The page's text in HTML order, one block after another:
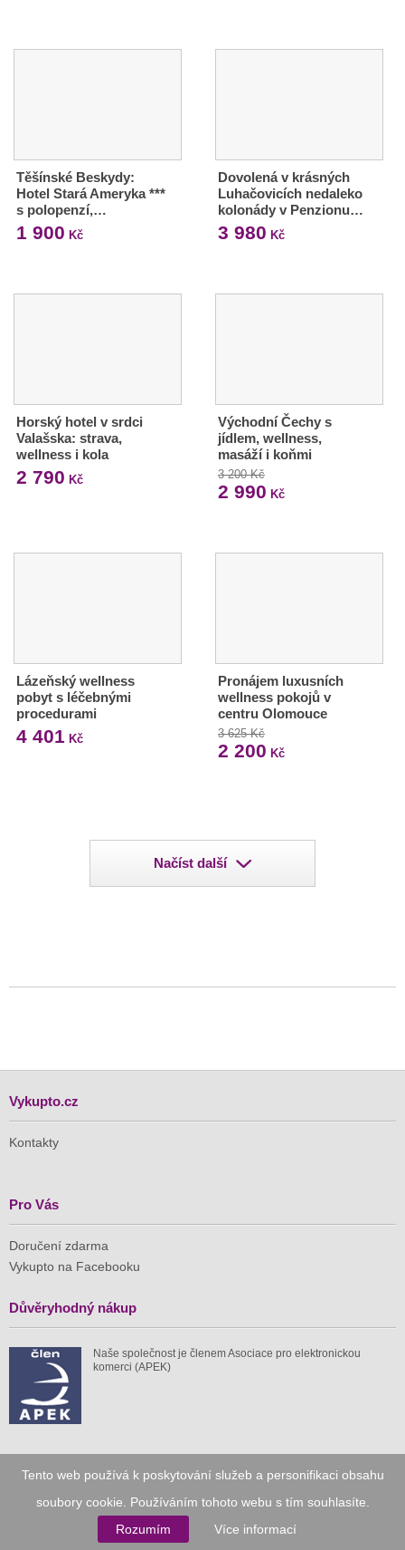
Tento web používá k poskytování služeb a personifikaci obsahu
soubory cookie. Používáním tohoto webu s tím souhlasíte.
Rozumím
Více informací
Těšínské Beskydy:
Hotel Stará Ameryka ***
s polopenzí,…
1 900 Kč
Dovolená v krásných
Luhačovicích nedaleko
kolonády v Penzionu…
3 980 Kč
Horský hotel v srdci
Valašska: strava,
wellness i kola
2 790 Kč
Východní Čechy s
jídlem, wellness,
masáží i koňmi
3 200 Kč
2 990 Kč
Lázeňský wellness
pobyt s léčebnými
procedurami
4 401 Kč
Pronájem luxusních
wellness pokojů v
centru Olomouce
3 625 Kč
2 200 Kč
Načíst další
Vykupto.cz
Kontakty
Pro Vás
Doručení zdarma
Vykupto na Facebooku
Důvěryhodný nákup
Naše společnost je členem Asociace pro elektronickou
komerci (APEK)
59 tis.
spuštěných nabídek
1 511 mil.